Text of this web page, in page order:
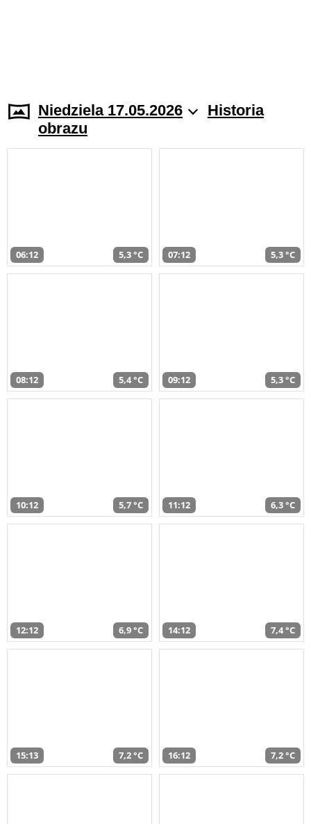
Niedziela 17.05.2026
Historia
obrazu
06:12 5,3 °C 07:12 5,3 °C
08:12 5,4 °C 09:12 5,3 °C
10:12 5,7 °C 11:12 6,3 °C
12:12 6,9 °C 14:12 7,4 °C
15:13 7,2 °C 16:12 7,2 °C